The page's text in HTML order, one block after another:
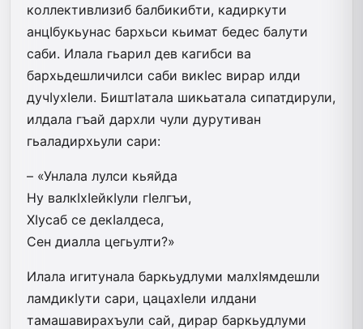
коллективлизиб балбикибти, кадиркути
анцIбукьунас бархьси кьимат бедес балути
саби. Илала гьарил дев кагибси ва
бархьдешличилси саби викIес вирар илди
дучIухIели. БиштIатала шикьатала сипатдирули,
илдала гъай дархли чули дурутиван
гьаладирхьули сари:
– «Унлала лулси кьяйда
Ну валкIхIейкIули гIелгъи,
ХIусаб се декIалдеса,
Сен диалла цегьулти?»
Илала игитунала баркьудлуми малхIямдешли
ламдикIути сари, цацахIели илдани
тамашавирахъули сай, дирар баркьудлуми